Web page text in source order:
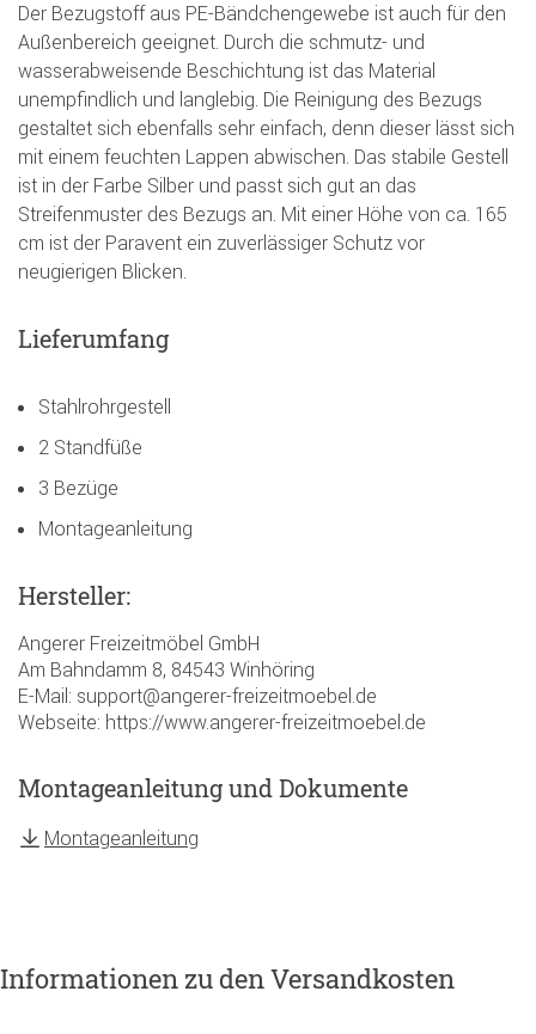
Der Bezugstoff aus PE-Bändchengewebe ist auch für den
Außenbereich geeignet. Durch die schmutz- und
wasserabweisende Beschichtung ist das Material
unempfindlich und langlebig. Die Reinigung des Bezugs
gestaltet sich ebenfalls sehr einfach, denn dieser lässt sich
mit einem feuchten Lappen abwischen. Das stabile Gestell
ist in der Farbe Silber und passt sich gut an das
Streifenmuster des Bezugs an. Mit einer Höhe von ca. 165
cm ist der Paravent ein zuverlässiger Schutz vor
neugierigen Blicken.
Lieferumfang
Stahlrohrgestell
2 Standfüße
3 Bezüge
Montageanleitung
Hersteller:
Angerer Freizeitmöbel GmbH
Am Bahndamm 8, 84543 Winhöring
E-Mail: support@angerer-freizeitmoebel.de
Webseite: https://www.angerer-freizeitmoebel.de
Montageanleitung und Dokumente
Montageanleitung
Informationen zu den Versandkosten